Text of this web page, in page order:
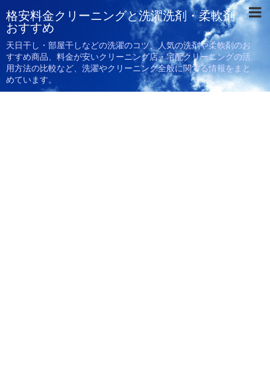
格安料金クリーニングと洗濯洗剤・柔軟剤
おすすめ
天日干し・部屋干しなどの洗濯のコツ、人気の洗剤や柔軟剤のお
すすめ商品、料金が安いクリーニング店・宅配クリーニングの活
用方法の比較など、洗濯やクリーニング全般に関する情報をまと
めています。